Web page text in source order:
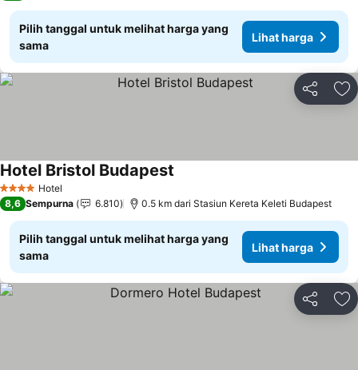
Pilih tanggal untuk melihat harga yang
sama
Lihat harga
Bagikan
4 BintangHotel
Hotel Bristol Budapest
8,6 Sempurna 6.810 0.5 km dari Stasiun Kereta Keleti Budapest
Pilih tanggal untuk melihat harga yang
sama
Lihat harga
Bagikan